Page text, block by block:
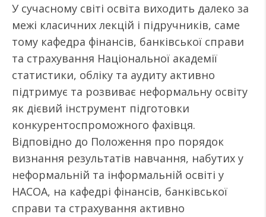
У сучасному світі освіта виходить далеко за
межі класичних лекцій і підручників, саме
тому кафедра фінансів, банківської справи
та страхування Національної академії
статистики, обліку та аудиту активно
підтримує та розвиває неформальну освіту
як дієвий інструмент підготовки
конкурентоспроможного фахівця.
Відповідно до Положення про порядок
визнання результатів навчання, набутих у
неформальній та інформальній освіті у
НАСОА, на кафедрі фінансів, банківської
справи та страхування активно